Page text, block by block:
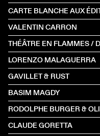
CARTE BLANCHE AUX
VALENTIN CARRON
LORENZO MALAGUERRA
GAVILLET & RUST
BASIM MAGDY
RODOLPHE BURGER &
CLAUDE GORETTA